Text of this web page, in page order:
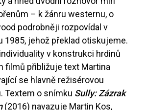
– k žánru westernu, o
podrobněji rozpovídal v
1985, jehož překlad otiskujeme.
v konstrukci hrdinů
filmů přibližuje text Martina
se hlavně režisérovou
Textem o snímku Sully: Zázrak
(2016) navazuje Martin Kos,